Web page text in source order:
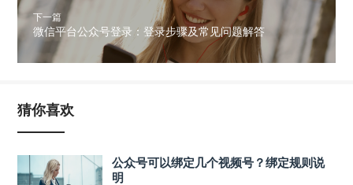
下一篇
微信平台公众号登录：登录步骤及常见问题解答
猜你喜欢
公众号可以绑定几个视频号？绑定规则说
明